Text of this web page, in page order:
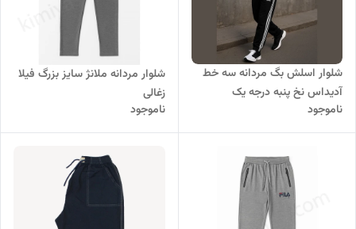
شلوار اسلش بگ مردانه سه خط
آدیداس نخ پنبه درجه یک
ناموجود
شلوار مردانه ملانژ سایز بزرگ فیلا
زغالی
ناموجود